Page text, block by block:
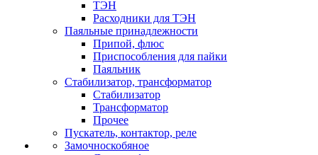
ТЭН
Расходники для ТЭН
Паяльные принадлежности
Припой, флюс
Приспособления для пайки
Паяльник
Стабилизатор, трансформатор
Стабилизатор
Трансформатор
Прочее
Пускатель, контактор, реле
Замочноскобяное